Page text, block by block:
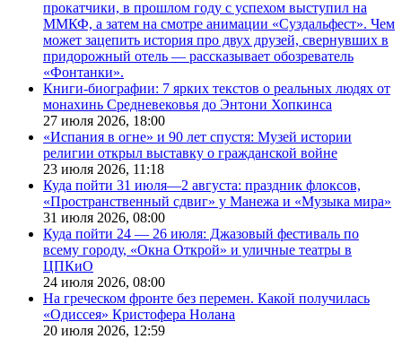
прокатчики, в прошлом году с успехом выступил на
ММКФ, а затем на смотре анимации «Суздальфест». Чем
может зацепить история про двух друзей, свернувших в
придорожный отель — рассказывает обозреватель
«Фонтанки».
Книги-биографии: 7 ярких текстов о реальных людях от
монахинь Средневековья до Энтони Хопкинса
27 июля 2026, 18:00
«Испания в огне» и 90 лет спустя: Музей истории
религии открыл выставку о гражданской войне
23 июля 2026, 11:18
Куда пойти 31 июля—2 августа: праздник флоксов,
«Пространственный сдвиг» у Манежа и «Музыка мира»
31 июля 2026, 08:00
Куда пойти 24 — 26 июля: Джазовый фестиваль по
всему городу, «Окна Открой» и уличные театры в
ЦПКиО
24 июля 2026, 08:00
На греческом фронте без перемен. Какой получилась
«Одиссея» Кристофера Нолана
20 июля 2026, 12:59